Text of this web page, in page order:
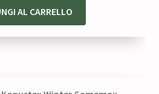
originale
era:
attuale
è:
AL CARRELLO